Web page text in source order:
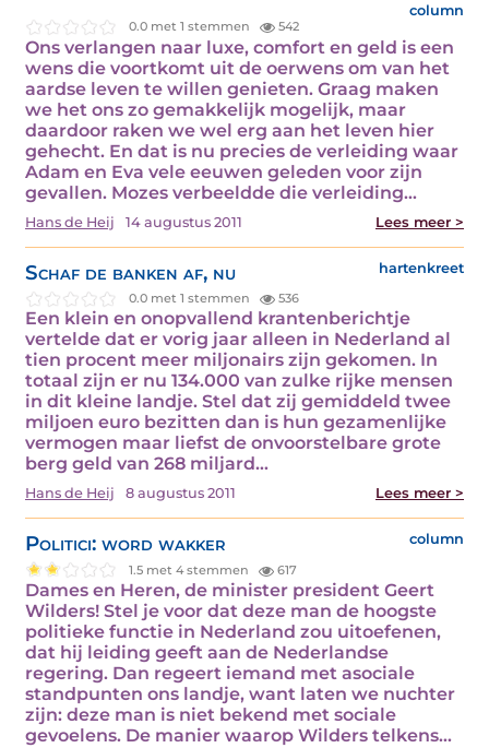
column
0.0 met 1 stemmen 542
Ons verlangen naar luxe, comfort en geld is een
wens die voortkomt uit de oerwens om van het
aardse leven te willen genieten. Graag maken
we het ons zo gemakkelijk mogelijk, maar
daardoor raken we wel erg aan het leven hier
gehecht. En dat is nu precies de verleiding waar
Adam en Eva vele eeuwen geleden voor zijn
gevallen. Mozes verbeeldde die verleiding…
Hans de Heij 14 augustus 2011 Lees meer >
Schaf de banken af, nu hartenkreet
0.0 met 1 stemmen 536
Een klein en onopvallend krantenberichtje
vertelde dat er vorig jaar alleen in Nederland al
tien procent meer miljonairs zijn gekomen. In
totaal zijn er nu 134.000 van zulke rijke mensen
in dit kleine landje. Stel dat zij gemiddeld twee
miljoen euro bezitten dan is hun gezamenlijke
vermogen maar liefst de onvoorstelbare grote
berg geld van 268 miljard…
Hans de Heij 8 augustus 2011 Lees meer >
Politici: word wakker column
1.5 met 4 stemmen 617
Dames en Heren, de minister president Geert
Wilders! Stel je voor dat deze man de hoogste
politieke functie in Nederland zou uitoefenen,
dat hij leiding geeft aan de Nederlandse
regering. Dan regeert iemand met asociale
standpunten ons landje, want laten we nuchter
zijn: deze man is niet bekend met sociale
gevoelens. De manier waarop Wilders telkens…